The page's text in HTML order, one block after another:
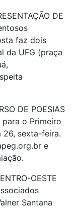
DE
faz dois
da UFG (praça
DE POESIAS
para o Primeiro
26, sexta-feira.
e
OESTE 
Santana